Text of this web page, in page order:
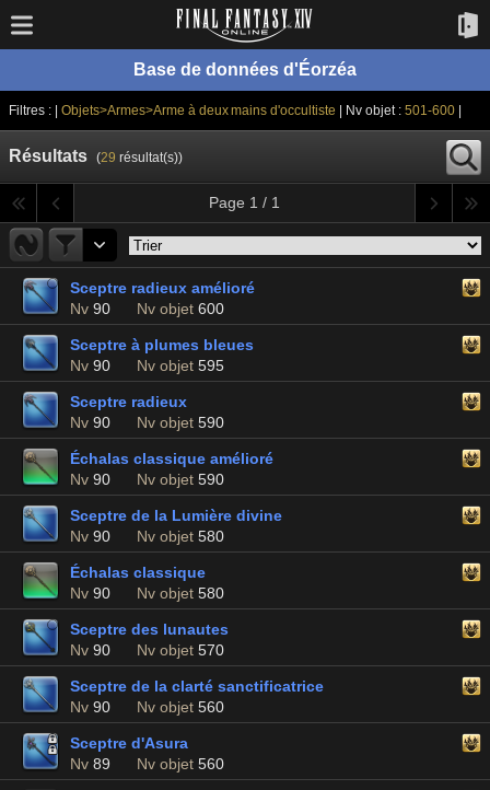
Base de données d'Éorzéa
Filtres : | Objets>Armes>Arme à deux mains d'occultiste | Nv objet : 501-600|
Résultats (29 résultat(s))
Page 1 / 1
Sceptre radieux amélioré
Nv 90 Nv objet 600
Sceptre à plumes bleues
Nv 90 Nv objet 595
Sceptre radieux
Nv 90 Nv objet 590
Échalas classique amélioré
Nv 90 Nv objet 590
Sceptre de la Lumière divine
Nv 90 Nv objet 580
Échalas classique
Nv 90 Nv objet 580
Sceptre des lunautes
Nv 90 Nv objet 570
Sceptre de la clarté sanctificatrice
Nv 90 Nv objet 560
Sceptre d'Asura
Nv 89 Nv objet 560